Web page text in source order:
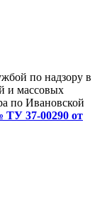
по надзору в
и массовых
по Ивановской
37-00290 от